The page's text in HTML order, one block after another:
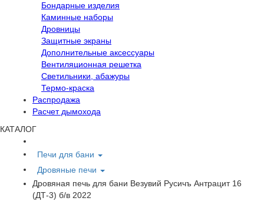
Бондарные изделия
Каминные наборы
Дровницы
Защитные экраны
Дополнительные аксессуары
Вентиляционная решетка
Светильники, абажуры
Термо-краска
Распродажа
Расчет дымохода
КАТАЛОГ
Печи для бани
Дровяные печи
Дровяная печь для бани Везувий Русичъ Антрацит 16
(ДТ-3) б/в 2022